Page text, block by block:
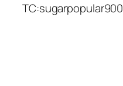
TC:sugarpopular900